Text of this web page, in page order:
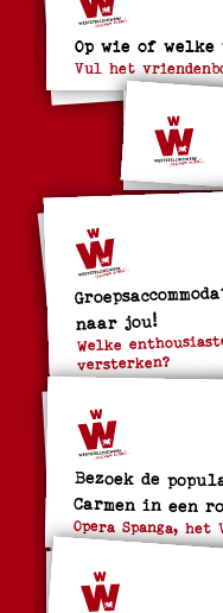
Op wie of
Vul het
naar jou!
Welke
versterken?
Bezoek de
Carmen in een
Opera Spanga,